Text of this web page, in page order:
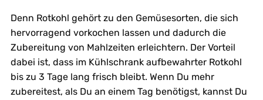
Denn Rotkohl gehört zu den Gemüsesorten, die sich
hervorragend vorkochen lassen und dadurch die
Zubereitung von Mahlzeiten erleichtern. Der Vorteil
dabei ist, dass im Kühlschrank aufbewahrter Rotkohl
bis zu 3 Tage lang frisch bleibt. Wenn Du mehr
zubereitest, als Du an einem Tag benötigst, kannst Du